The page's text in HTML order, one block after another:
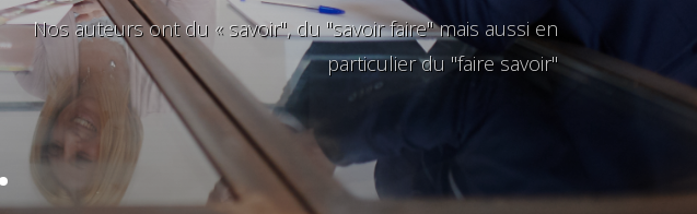
Nos auteurs ont du « savoir", du "savoir faire" mais aussi en
particulier du "faire savoir"